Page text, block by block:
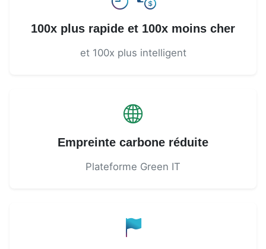
100x plus rapide et 100x moins cher
et 100x plus intelligent
Empreinte carbone réduite
Plateforme Green IT